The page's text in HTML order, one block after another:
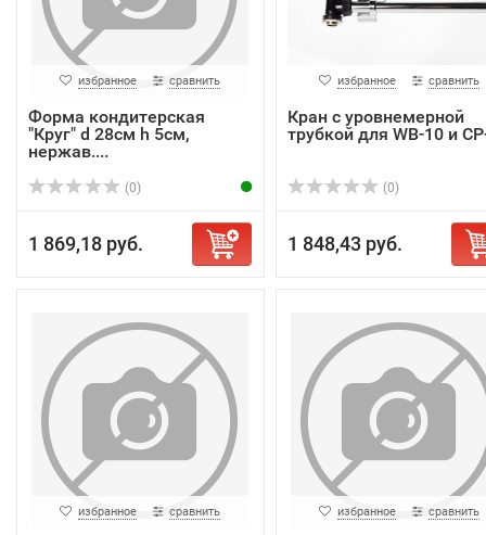
избранное сравнить
Форма кондитерская
"Круг" d 28см h 5см,
нержав....
(0)
1 869,18 руб.
избранное сравнить
Кран с уровнемерной
трубкой для WB-10 и
(0)
1 848,43 руб.
избранное сравнить избранное сравнить